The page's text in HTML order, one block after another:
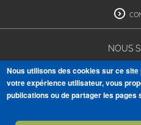
NOUS
VOIR TOUTES
Nous utilisons des cookies sur ce
votre expérience utilisateur, vous
publications ou de partager les